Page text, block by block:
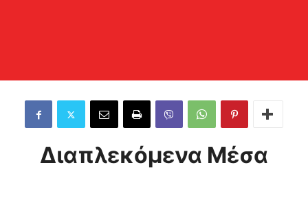
Διαπλεκόμενα Μέσα